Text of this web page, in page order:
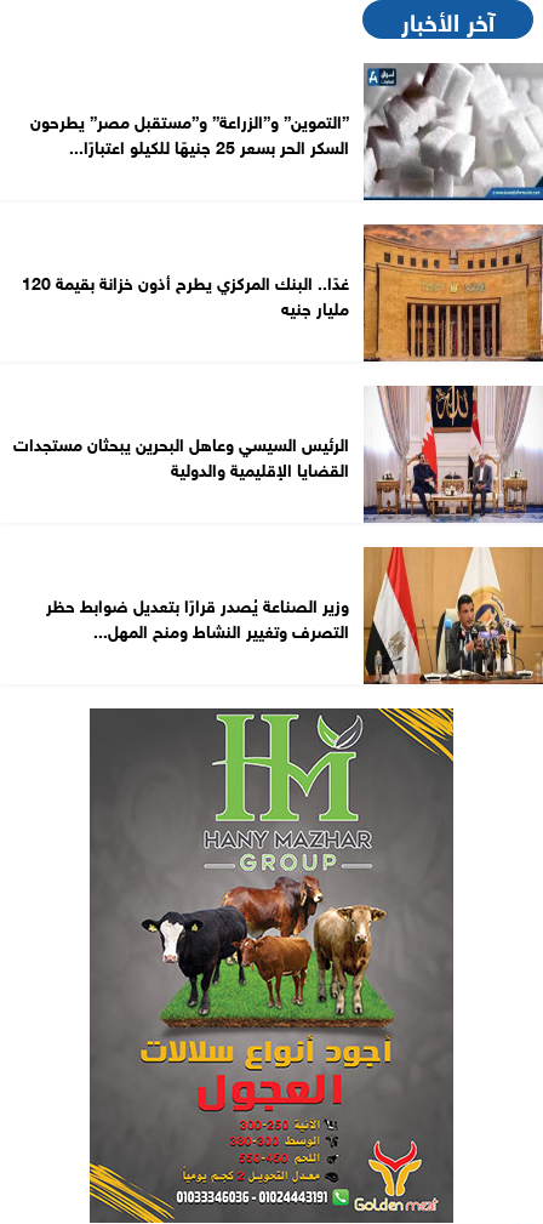
آخر الأخبار
”التموين” و”الزراعة” و”مستقبل مصر” يطرحون
السكر الحر بسعر 25 جنيهًا للكيلو اعتبارًا...
غدًا.. البنك المركزي يطرح أذون خزانة بقيمة 120
مليار جنيه
الرئيس السيسي وعاهل البحرين يبحثان مستجدات
القضايا الإقليمية والدولية
وزير الصناعة يُصدر قرارًا بتعديل ضوابط حظر
التصرف وتغيير النشاط ومنح المهل...